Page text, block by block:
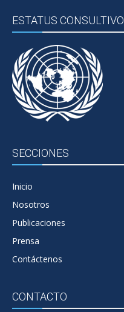
ESTATUS CONSULTIVO
SECCIONES
Inicio
Nosotros
Publicaciones
Prensa
Contáctenos
CONTACTO